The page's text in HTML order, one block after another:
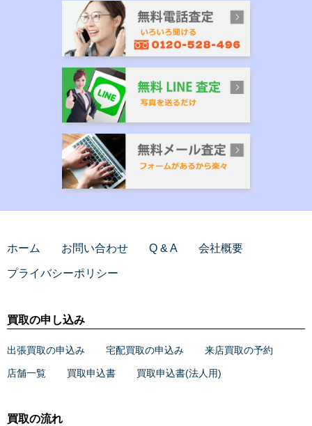
ホーム お問い合わせ Q & A 会社概要
プライバシーポリシー
買取の申し込み
出張買取の申込み 宅配買取の申込み 来店買取の予約
店舗一覧 買取申込書 買取申込書(法人用)
買取の流れ